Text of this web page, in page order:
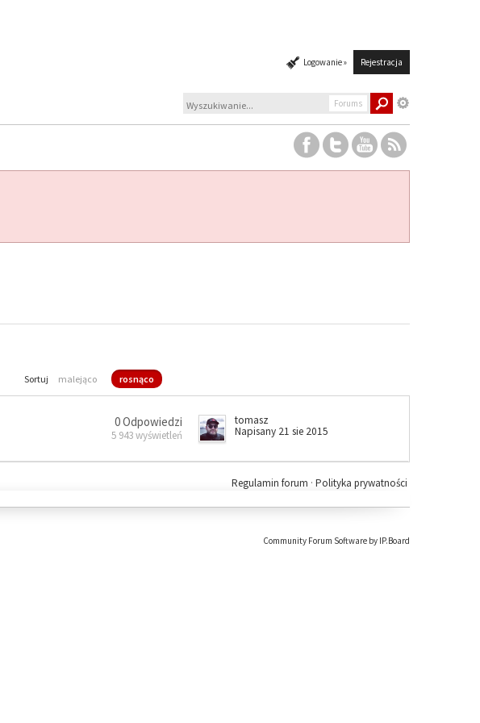
Logowanie » Rejestracja
Forums
Sortuj malejąco rosnąco
0 Odpowiedzi
5 943 wyświetleń
tomasz
Napisany 21 sie 2015
Polityka prywatności
Regulamin forum ·
Community Forum Software by IP.Board